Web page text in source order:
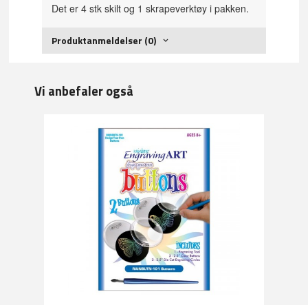
Det er 4 stk skilt og 1 skrapeverktøy i pakken.
Produktanmeldelser (0)
Vi anbefaler også